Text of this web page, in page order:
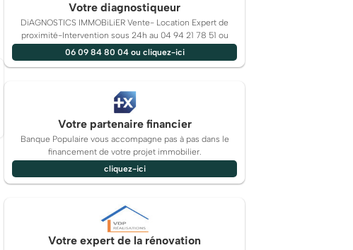
Votre diagnostiqueur
DiAGNOSTICS IMMOBiLiER Vente- Location Expert de
proximité-Intervention sous 24h au 04 94 21 78 51 ou
06 09 84 80 04 ou cliquez-ici
Votre partenaire financier
Banque Populaire vous accompagne pas à pas dans le
financement de votre projet immobilier.
cliquez-ici
Votre expert de la rénovation